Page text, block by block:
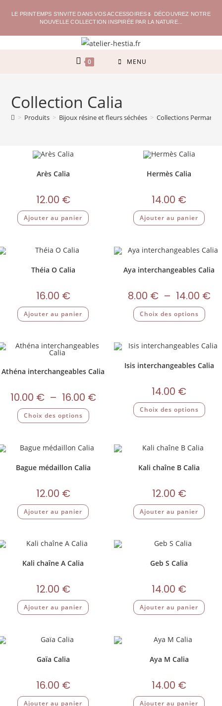
LE PRINTEMPS S'INVITE DANS VOS ACCESSOIRES🌷 DÉCOUVREZ NOTRE
NOUVELLE COLLECTION INSPIRÉE PAR LA NATURE...
0 MENU
Collection Calia
> Produits > Bijoux résine et fleurs séchées > Collections
Arès Calia
12.00 €
Ajouter au panier
Hermès Calia
14.00 €
Ajouter au panier
Théia O Calia
16.00 €
Ajouter au panier
Aya interchangeables Calia
8.00 € – 14.00 €
Choix des options
Athéna interchangeables Calia
10.00 € – 16.00 €
Choix des options
Isis interchangeables Calia
14.00 €
Choix des options
Bague médaillon Calia
12.00 €
Ajouter au panier
Kali chaîne B Calia
12.00 €
Ajouter au panier
Kali chaîne A Calia
12.00 €
Ajouter au panier
Geb S Calia
14.00 €
Ajouter au panier
Gaïa Calia
16.00 €
Ajouter au panier
Aya M Calia
14.00 €
Ajouter au panier